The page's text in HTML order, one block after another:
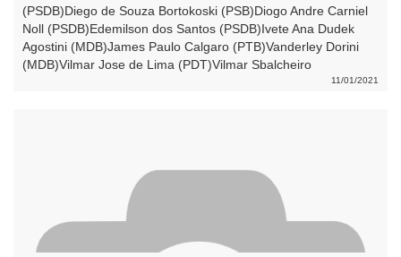
(PSDB)Diego de Souza Bortokoski (PSB)Diogo Andre Carniel
Noll (PSDB)Edemilson dos Santos (PSDB)Ivete Ana Dudek
Agostini (MDB)James Paulo Calgaro (PTB)Vanderley Dorini
(MDB)Vilmar Jose de Lima (PDT)Vilmar Sbalcheiro
11/01/2021